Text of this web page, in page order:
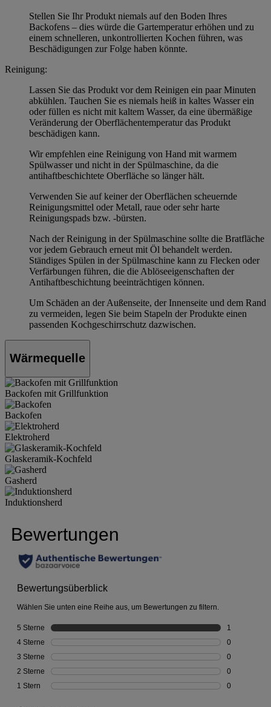
Stellen Sie Ihr Produkt niemals auf den Boden Ihres
Backofens – dies würde die Gartemperatur erhöhen und zu
einem schnelleren, unkontrollierten Kochen führen, was
Beschädigungen zur Folge haben könnte.
Reinigung:
Lassen Sie das Produkt vor dem Reinigen ein paar Minuten
abkühlen. Tauchen Sie es niemals heiß in kaltes Wasser ein
oder füllen es nicht mit kaltem Wasser, da eine übermäßige
Veränderung der Oberflächentemperatur das Produkt
beschädigen kann.
Wir empfehlen eine Reinigung von Hand mit warmem
Spülwasser und nicht in der Spülmaschine, da die
antihaftbeschichtete Oberfläche so länger hält.
Verwenden Sie auf keiner der Oberflächen scheuernde
Reinigungsmittel oder Metall, raue oder sehr harte
Reinigungspads bzw. -bürsten.
Nach der Reinigung in der Spülmaschine sollte die Bratfläche
vor jedem Gebrauch erneut mit Öl behandelt werden.
Ständiges Spülen in der Spülmaschine kann zu Flecken oder
Verfärbungen führen, die die Ablöseeigenschaften der
Antihaftbeschichtung beeinträchtigen können.
Um Schäden an der Außenseite, der Innenseite und dem Rand
zu vermeiden, legen Sie beim Stapeln der Produkte einen
passenden Kochgeschirrschutz dazwischen.
Wärmequelle
Backofen mit Grillfunktion
Backofen
Elektroherd
Glaskeramik-Kochfeld
Gasherd
Induktionsherd